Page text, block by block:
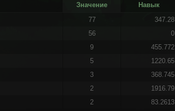
Значение
Навык
77
347.28
56
0
9
455.772
5
1220.65
3
368.745
2
1916.79
2 83.2613